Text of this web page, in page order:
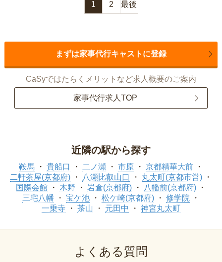
1 2 最後
まずは家事代行キャストに登録
CaSyではたらくメリットなど求人概要のご案内
家事代行求人TOP
近隣の駅から探す
鞍馬 貴船口 二ノ瀬 市原
京都精華大前
二軒茶屋(京都府)
八瀬比叡山口
丸太町(京都市営)
国際会館
木野 岩倉(京都府)
八幡前(京都府)
三宅八幡
宝ケ池 松ケ崎(京都府)
修学院
一乗寺
茶山 元田中 神宮丸太町
よくある質問